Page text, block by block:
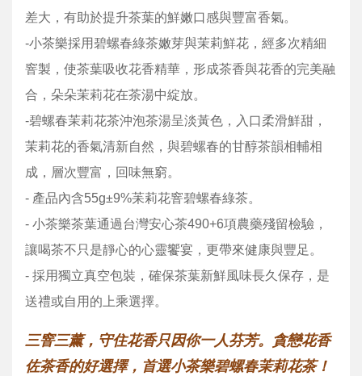
差大，有助於提升茶葉的鮮嫩口感與豐富香氣。
-小茶樂採用碧螺春綠茶嫩芽與茉莉鮮花，經多次精細
窨製，使茶葉吸收花香精華，形成茶香與花香的完美融
合，朵朵茉莉花在茶湯中綻放。
-碧螺春茉莉花茶沖泡茶湯呈淡黃色，入口柔滑鮮甜，
茉莉花的香氣清新自然，與碧螺春的甘醇茶韻相輔相
成，層次豐富，回味無窮。
- 產品內含55g±9%苿莉花窨碧螺春綠茶。
- 小茶樂茶葉通過台灣安心茶490+6項農藥殘留檢驗，
讓喝茶不只是靜心的心靈饗宴，更帶來健康與豐足。
- 採用獨立真空包裝，確保茶葉新鮮風味長久保存，是
送禮或自用的上乘選擇。
三窨三薰，守住花香只因你一人芬芳。貪戀花香
佐茶香的好選擇，首選小茶樂碧螺春茉莉花茶！